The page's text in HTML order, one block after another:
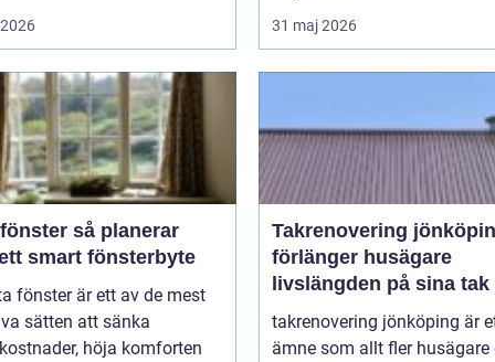
31 maj 2026
så planerar
smart fönsterbyte
fönster är ett av de mest
sätten att sänka
höja komforten
Takrenovering
förlänger husägare
livslängden på sina tak
takrenovering jönköping är
ämne som allt fler husägare